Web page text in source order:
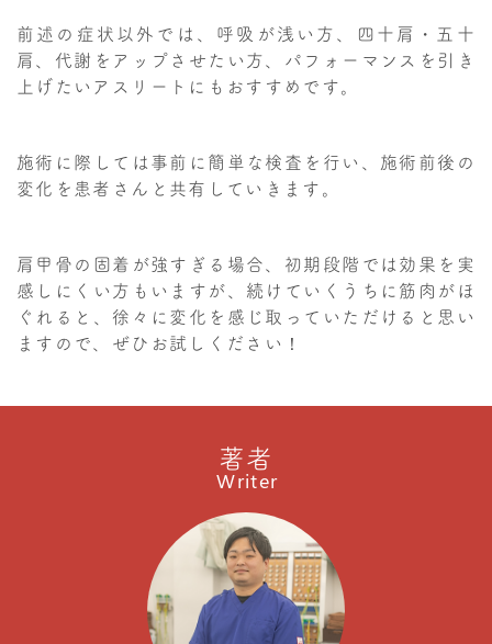
前述の症状以外では、呼吸が浅い方、四十肩・五十
肩、代謝をアップさせたい方、パフォーマンスを引き
上げたいアスリートにもおすすめです。
施術に際しては事前に簡単な検査を行い、施術前後の
変化を患者さんと共有していきます。
肩甲骨の固着が強すぎる場合、初期段階では効果を実
感しにくい方もいますが、続けていくうちに筋肉がほ
ぐれると、徐々に変化を感じ取っていただけると思い
ますので、ぜひお試しください！
著者
Writer